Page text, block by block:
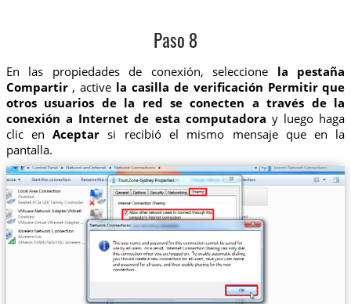
Paso 8
En las propiedades de conexión, seleccione la pestaña
Compartir, active la casilla de verificación Permitir que
otros usuarios de la red se conecten a través de la
conexión a Internet de esta computadora y luego haga
clic enAceptar si recibió el mismo mensaje que en la
pantalla.